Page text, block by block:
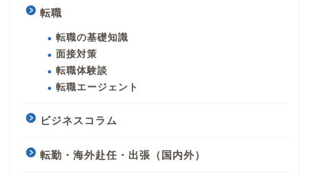
転職
転職の基礎知識
面接対策
転職体験談
転職エージェント
ビジネスコラム
転勤・海外赴任・出張（国内外）